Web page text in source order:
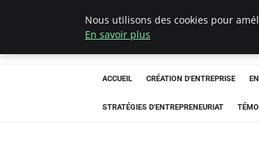
LECFCM
ACCUEIL CRÉATION D'ENTREPRISE
STRATÉGIES D'ENTREPRENEURIAT
Nous utilisons des cookies pour
En savoir plus